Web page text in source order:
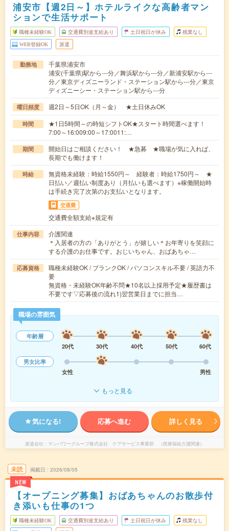
浦安市【週2日～】ホテルライクな高齢者マン
ションで生活サポート
職種未経験OK 交通費別途支給あり 土日祝日が休み 残業なし
WEB登録OK 派遣
勤務地
千葉県浦安市
浦安(千葉県)駅から---分／舞浜駅から---分／新浦安駅から---
分／東京ディズニーランド・ステーション駅から---分／東京
ディズニーシー・ステーション駅から---分
曜日頻度 週2日～5日OK（月～金） ★土日休みOK
時間
★1日5時間～の時短シフトOK★スタート時間選べます！
7:00～16:009:00～17:0011:…
期間
開始日はご相談ください！ ★急募 ★職場が気に入れば、
長期でも働けます！
時給
無資格未経験：時給1550円～ 経験者：時給1750円～ ★
日払い／週払い制度あり（月払いも選べます）※稼働開始時
は手続き完了次第のお支払いとなります。
交通費
交通費全額支給※規定有
仕事内容
介護関連
＊入居者の方の「ありがとう」が嬉しい＊お年寄りを笑顔に
する介護のお仕事です。おじいちゃん、おばあちゃ…
応募資格
職種未経験OK / ブランクOK / パソコンスキル不要 / 英語力不
要
無資格・未経験OK年齢不問★10名以上採用予定★履歴書は
不要です▽応募後の流れ1)翌営業日までに担当…
職場の雰囲気
年齢層
20代
30代 40代 50代
60代
男女比率
女性
男性
もっと見る
気になる! 応募へ進む 詳しく見る
派遣会社 マンパワーグループ株式会社 ケアサービス事業部 （医療福祉介護関連）
未読
NEW
掲載日 2026/08/05
【オープニング募集】おばあちゃんのお散歩付
き添いも仕事の1つ
職種未経験OK 交通費別途支給あり 土日祝日が休み 残業なし